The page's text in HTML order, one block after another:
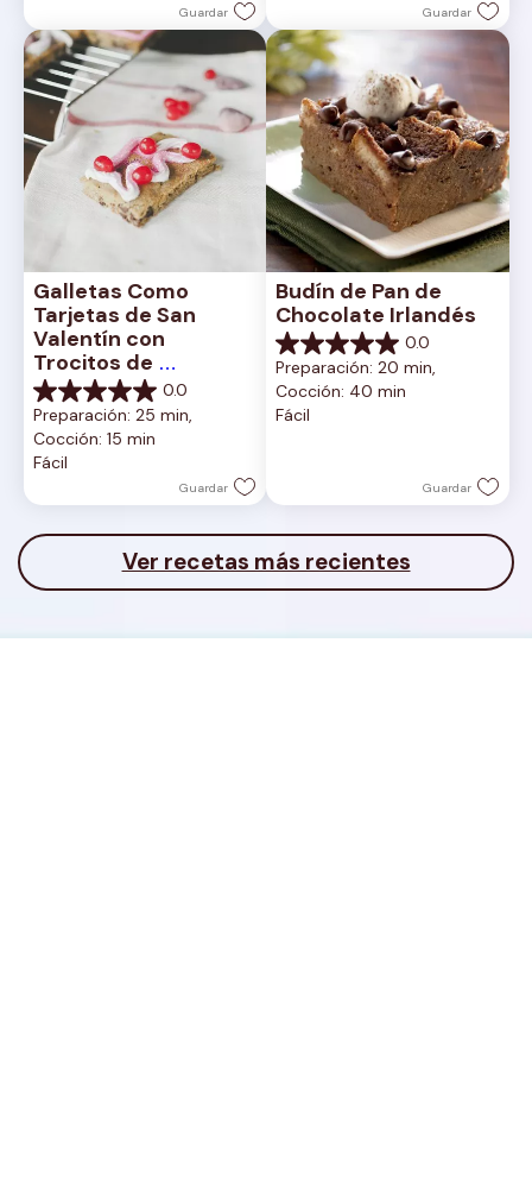
Guardar Guardar
Galletas Como
Tarjetas de San
Valentín con
Trocitos de
Chocolate
0.0
0.0
de
5
estrellas.
Preparación: 25 min,
Cocción: 15 min
Fácil
Guardar
Budín de Pan de
Chocolate Irlandés
0.0
0.0
de
5
estrellas.
Preparación: 20 min,
Cocción: 40 min
Fácil
Guardar
Ver recetas más recientes